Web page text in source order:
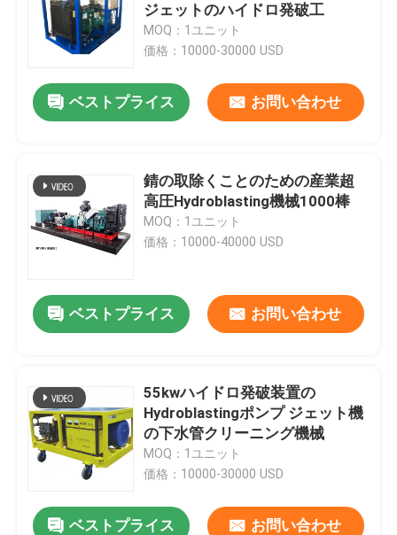
ジェットのハイドロ発破工
MOQ：1ユニット
価格：10000-30000 USD
ベストプライス お問い合わせ
錆の取除くことのための産業超
高圧Hydroblasting機械1000棒
MOQ：1ユニット
価格：10000-40000 USD
ベストプライス お問い合わせ
55kwハイドロ発破装置の
Hydroblastingポンプ ジェット機
の下水管クリーニング機械
MOQ：1ユニット
価格：10000-30000 USD
ベストプライス お問い合わせ